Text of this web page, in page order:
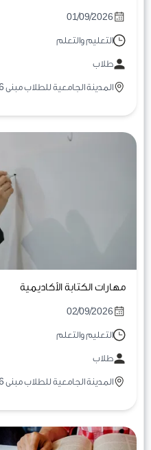
01/09/2026
التعليم والتعلم
طلاب
المدينة الجامعية للطلاب مبنى 26 قاعات عمادة تطوير المهارات
مهارات الكتابة الأكاديمية
02/09/2026
التعليم والتعلم
طلاب
المدينة الجامعية للطلاب مبنى 26 قاعات عمادة تطوير المهارات